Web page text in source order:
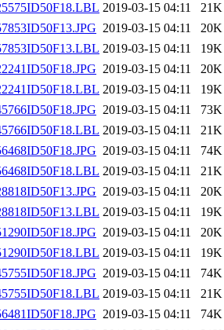
2019-03-15 04:11
21K
2019-03-15 04:11
20K
2019-03-15 04:11
19K
2019-03-15 04:11
20K
2019-03-15 04:11
19K
2019-03-15 04:11
73K
2019-03-15 04:11
21K
2019-03-15 04:11
74K
2019-03-15 04:11
21K
2019-03-15 04:11
20K
2019-03-15 04:11
19K
2019-03-15 04:11
20K
2019-03-15 04:11
19K
2019-03-15 04:11
74K
2019-03-15 04:11
21K
2019-03-15 04:11
74K